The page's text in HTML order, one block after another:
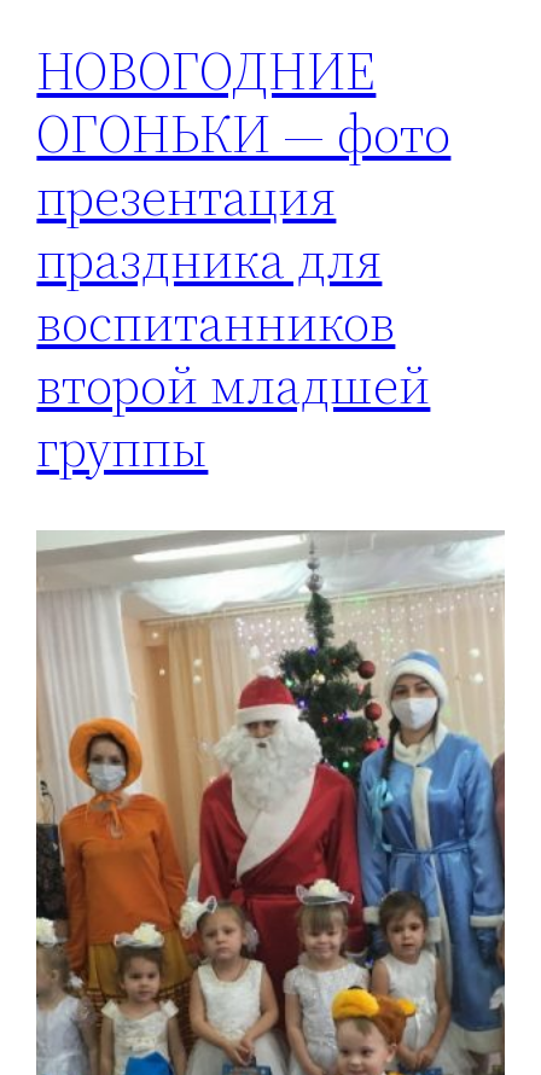
НОВОГОДНИЕ
ОГОНЬКИ — фото
презентация
праздника для
воспитанников
второй младшей
группы